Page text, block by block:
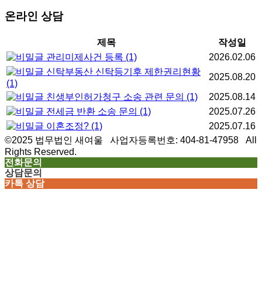
온라인 상담
제목
작성일
관리미제사건 등록 (1)
2026.02.06
신탁부동산 신탁등기후 제한권리현황
(1)
2025.08.20
친생부인허가청구 소송 관련 문의 (1)
2025.08.14
전세금 반환 소송 문의 (1)
2025.07.26
이혼조정? (1)
2025.07.16
©2025 법무법인 새여울 사업자등록번호: 404-81-47958 All
Rights Reserved.
전화문의
상담문의
카톡 상담